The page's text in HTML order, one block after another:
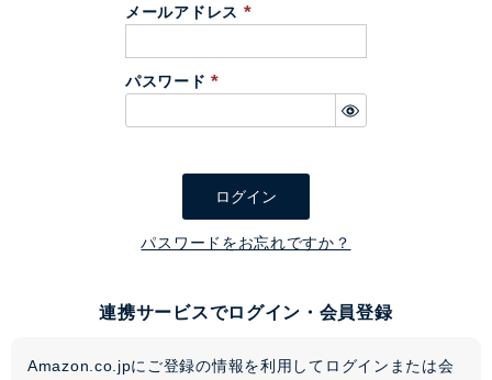
メールアドレス
必
パスワード
必
ログイン
パスワードをお忘れですか？
連携サービスでログイン・会員登録
Amazon.co.jpにご登録の情報を利用してログインまたは会